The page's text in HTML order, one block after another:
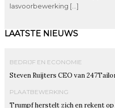
lasvoorbewerking […]
LAATSTE NIEUWS
BEDRIJF EN ECONOMIE
Steven Ruijters CEO van
PLAATBEWERKING
Trumpf herstelt zich en rekent